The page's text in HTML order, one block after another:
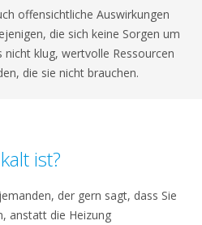
offensichtliche Auswirkungen
die sich keine Sorgen um
nicht klug, wertvolle Ressourcen
die sie nicht brauchen.
ist?
der gern sagt, dass Sie
anstatt die Heizung